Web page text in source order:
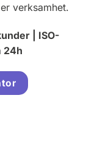
verksamhet.
| ISO-
24h